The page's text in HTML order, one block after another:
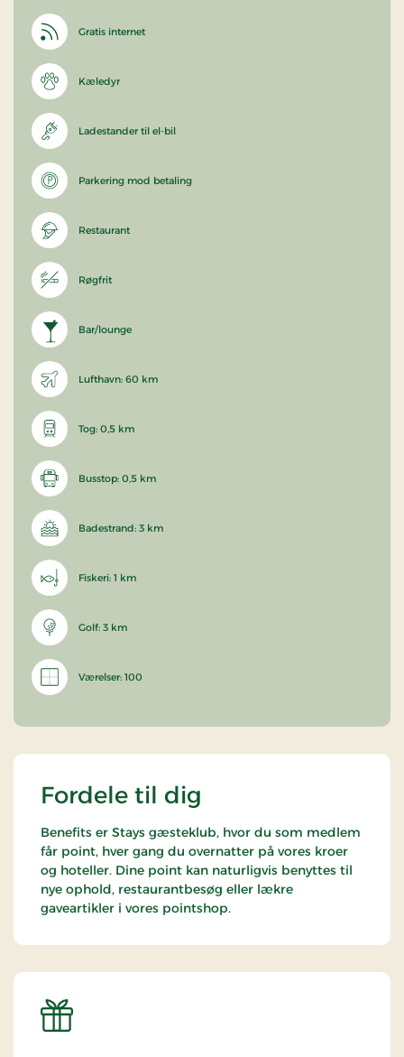
Gratis internet
Kæledyr
Ladestander til el-bil
Parkering mod betaling
Restaurant
Røgfrit
Bar/lounge
Lufthavn: 60 km
Tog: 0,5 km
Busstop: 0,5 km
Badestrand: 3 km
Fiskeri: 1 km
Golf: 3 km
Værelser: 100
Fordele til dig
Benefits er Stays gæsteklub, hvor du som medlem
får point, hver gang du overnatter på vores kroer
og hoteller. Dine point kan naturligvis benyttes til
nye ophold, restaurantbesøg eller lækre
gaveartikler i vores pointshop.